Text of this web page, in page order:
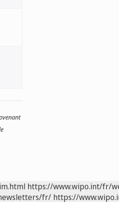
https://www.wipo.int/fr/
fr/ https://